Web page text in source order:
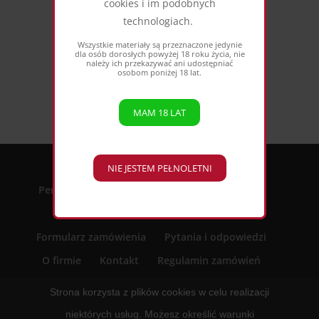
Zestawy upominkowe
Personalizowane zestawy prezentowe dla firm
Formularz zamówienia
Pytania i odpowiedzi
O firmie
Kontakt
Regulamin zamówień
Strona korzysta z plików cookies w celu realizacji
niektórych usług. Możesz określić warunki
cookies i im podobnych
technologiach.
Wszystkie materiały są przeznaczone jedynie
dla osób dorosłych powyżej 18 roku życia, nie
należy ich przekazywać ani udostępniać
osobom poniżej 18 lat.